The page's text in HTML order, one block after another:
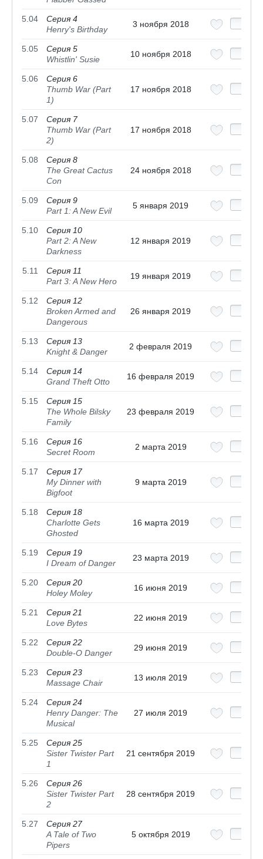
5.04
Серия 4
Henry's Birthday
3 ноября 2018
5.05
Серия 5
Whistlin' Susie
10 ноября 2018
5.06
Серия 6
Thumb War (Part
1)
17 ноября 2018
5.07
Серия 7
Thumb War (Part
2)
17 ноября 2018
5.08
Серия 8
The Great Cactus
Con
24 ноября 2018
5.09
Серия 9
Part 1: A New Evil
5 января 2019
5.10
Серия 10
Part 2: A New
Darkness
12 января 2019
5.11
Серия 11
Part 3: A New Hero
19 января 2019
5.12
Серия 12
Broken Armed and
Dangerous
26 января 2019
5.13
Серия 13
Knight & Danger
2 февраля 2019
5.14
Серия 14
Grand Theft Otto
16 февраля 2019
5.15
Серия 15
The Whole Bilsky
Family
23 февраля 2019
5.16
Серия 16
Secret Room
2 марта 2019
5.17
Серия 17
My Dinner with
Bigfoot
9 марта 2019
5.18
Серия 18
Charlotte Gets
Ghosted
16 марта 2019
5.19
Серия 19
I Dream of Danger
23 марта 2019
5.20
Серия 20
Holey Moley
16 июня 2019
5.21
Серия 21
Love Bytes
22 июня 2019
5.22
Серия 22
Double-O Danger
29 июня 2019
5.23
Серия 23
Massage Chair
13 июля 2019
5.24
Серия 24
Henry Danger: The
Musical
27 июля 2019
5.25
Серия 25
Sister Twister Part
1
21 сентября 2019
5.26
Серия 26
Sister Twister Part
2
28 сентября 2019
5.27
Серия 27
A Tale of Two
Pipers
5 октября 2019